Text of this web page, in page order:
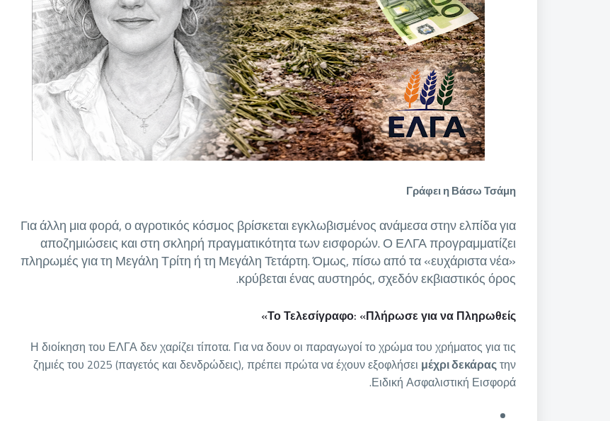
Γράφει η Βάσω Τσάμη
Για άλλη μια φορά, ο αγροτικός κόσμος βρίσκεται εγκλωβισμένος ανάμεσα στην ελπίδα για
αποζημιώσεις και στη σκληρή πραγματικότητα των εισφορών. ΟΕΛΓΑ προγραμματίζει
πληρωμές για τη Μεγάλη Τρίτη ή τη Μεγάλη Τετάρτη. Όμως, πίσω από τα «ευχάριστα νέα»
κρύβεται ένας αυστηρός, σχεδόν εκβιαστικός όρος.
Το Τελεσίγραφο: «Πλήρωσε για να Πληρωθείς»
Η διοίκηση του ΕΛΓΑ δεν χαρίζει τίποτα. Για να δουν οι παραγωγοί το χρώμα του χρήματος για τις
ζημιές του 2025 (παγετός και δενδρώδεις), πρέπει πρώτα να έχουν εξοφλήσει μέχρι δεκάραςτην
Ειδική Ασφαλιστική Εισφορά.